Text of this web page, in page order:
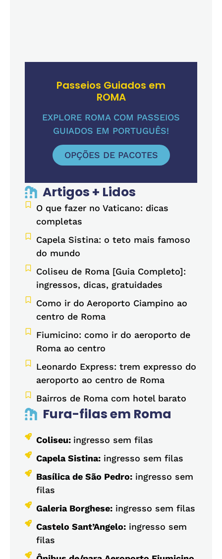
Passeios Guiados em
ROMA
EXPLORE ROMA COM PASSEIOS
GUIADOS EM PORTUGUÊS!
OPÇÕES DE PACOTES
Artigos + Lidos
O que fazer no Vaticano: dicas
completas
Capela Sistina: o teto mais famoso
do mundo
Coliseu de Roma [Guia Completo]:
ingressos, dicas, gratuidades
Como ir do Aeroporto Ciampino ao
centro de Roma
Fiumicino: como ir do aeroporto de
Roma ao centro
Leonardo Express: trem expresso do
aeroporto ao centro de Roma
Bairros de Roma com hotel barato
Fura-filas em Roma
Coliseu: ingresso sem filas
Capela Sistina:ingresso sem filas
Basílica de São Pedro:ingresso sem
filas
Galeria Borghese:ingresso sem filas
Castelo Sant’Angelo:ingresso sem
filas